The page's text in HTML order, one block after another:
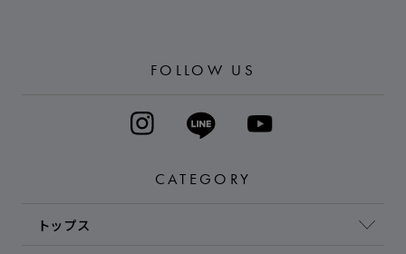
FOLLOW US
CATEGORY
トップス